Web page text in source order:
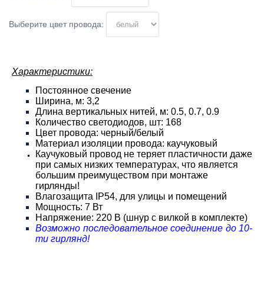
Выберите цвет провода:
Характеристики:
Постоянное свечение
Ширина, м: 3,2
Длина вертикальных нитей, м: 0.5, 0.7, 0.9
Количество светодиодов, шт: 168
Цвет провода: черный/белый
Материал изоляции провода: каучуковый
Каучуковый провод не теряет пластичности даже
при самых низких температурах, что является
большим преимуществом при монтаже
гирлянды!
Влагозащита IP54, для улицы и помещений
Мощность: 7 Вт
Напряжение: 220 В (шнур с вилкой в комплекте)
Возможно последовательное соединение до 10-
ти гирлянд!